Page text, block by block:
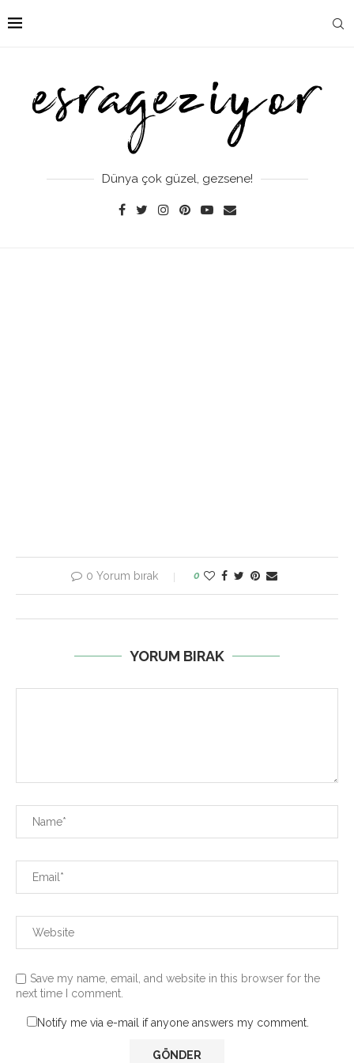
Dünya çok güzel, gezsene!
0 Yorum bırak 0
YORUM BIRAK
Save my name, email, and website in this browser for the
next time I comment.
Notify me via e-mail if anyone answers my comment.